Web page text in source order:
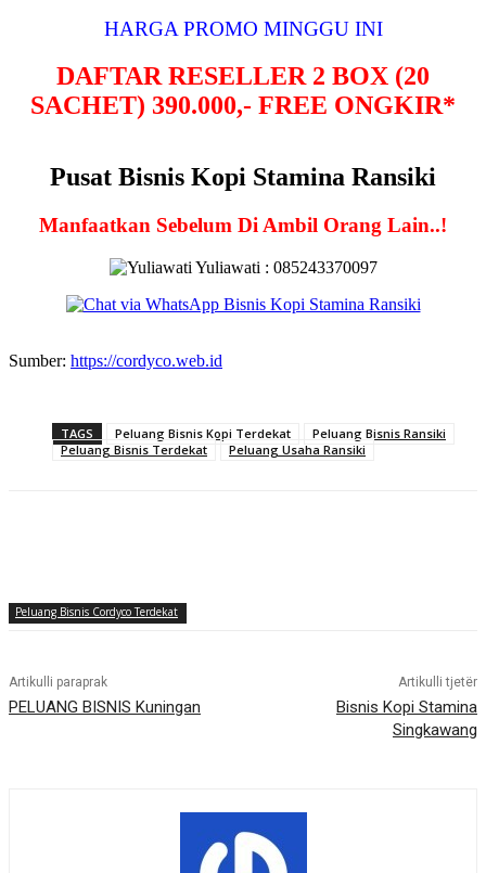
HARGA PROMO MINGGU INI
DAFTAR RESELLER 2 BOX (20
SACHET) 390.000,- FREE ONGKIR*
Pusat Bisnis Kopi Stamina Ransiki
Manfaatkan Sebelum Di Ambil Orang Lain..!
Yuliawati : 085243370097
Sumber: https://cordyco.web.id
TAGS Peluang Bisnis Kopi Terdekat
Peluang Bisnis Ransiki
Peluang Bisnis Terdekat
Peluang Usaha Ransiki
Peluang Bisnis Cordyco Terdekat
Artikulli paraprak
PELUANG BISNIS Kuningan
Artikulli tjetër
Bisnis Kopi Stamina
Singkawang